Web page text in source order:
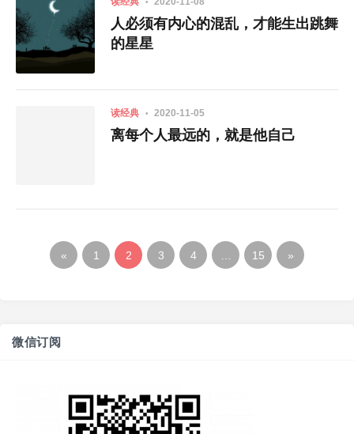
人必须有内心的混乱，才能生出跳舞
的星星
读经典 2020-11-05
离每个人最远的，就是他自己
« 1 2 3 4 15 »
微信订阅